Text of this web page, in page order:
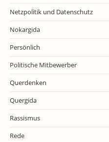
Netzpolitik und Datenschutz
Nokargida
Persönlich
Politische Mitbewerber
Querdenken
Quergida
Rassismus
Rede